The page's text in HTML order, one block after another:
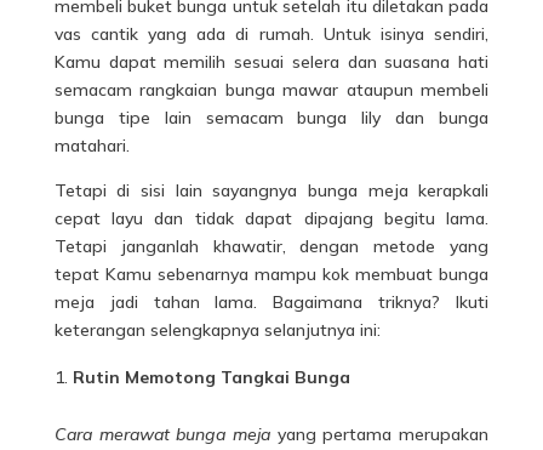
membeli buket bunga untuk setelah itu diletakan pada
vas cantik yang ada di rumah. Untuk isinya sendiri,
Kamu dapat memilih sesuai selera dan suasana hati
semacam rangkaian bunga mawar ataupun membeli
bunga tipe lain semacam bunga lily dan bunga
matahari.
Tetapi di sisi lain sayangnya bunga meja kerapkali
cepat layu dan tidak dapat dipajang begitu lama.
Tetapi janganlah khawatir, dengan metode yang
tepat Kamu sebenarnya mampu kok membuat bunga
meja jadi tahan lama. Bagaimana triknya? Ikuti
keterangan selengkapnya selanjutnya ini:
Rutin Memotong Tangkai Bunga
Cara merawat bunga meja yang pertama merupakan